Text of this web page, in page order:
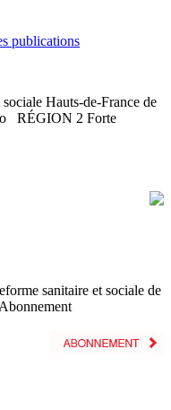
publications
Hauts-de-France de
RÉGION 2 Forte
sanitaire et sociale de